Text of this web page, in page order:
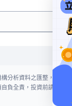
-
分析資料之匯整，本網
負全責，投資前請謹慎